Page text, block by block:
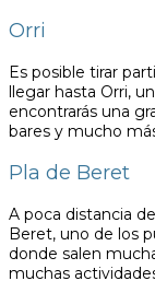
Orri
Es posible tirar
llegar hasta Orri,
encontrarás una
bares y mucho
Pla de Beret
A poca distancia
Beret, uno de los
donde salen
muchas